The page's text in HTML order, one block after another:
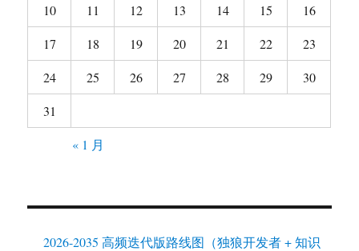
10
11 12 13 14 15
16
17
18 19 20 21 22
23
24
25 26 27 28 29
30
31
« 1 月
2026-2035 高频迭代版路线图（独狼开发者 + 知识